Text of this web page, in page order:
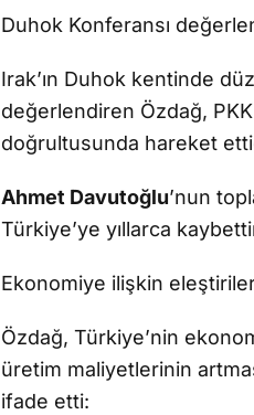
Duhok Konferansı
Irak’ın Duhok kentinde
değerlendiren Özdağ, PKK
doğrultusunda hareket
Ahmet Davutoğlu’nun
Türkiye’ye yıllarca
Ekonomiye ilişkin
Özdağ, Türkiye’nin
üretim maliyetlerinin
ifade etti: